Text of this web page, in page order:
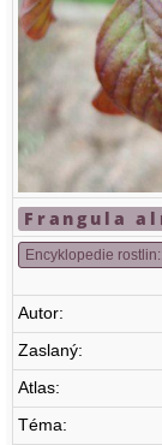
Frangula
Encyklopedie rostlin:
Autor:
Zaslaný:
Atlas:
Téma: